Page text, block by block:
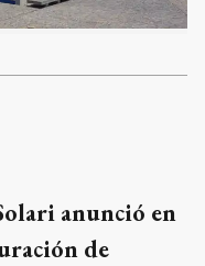
anunció en
de